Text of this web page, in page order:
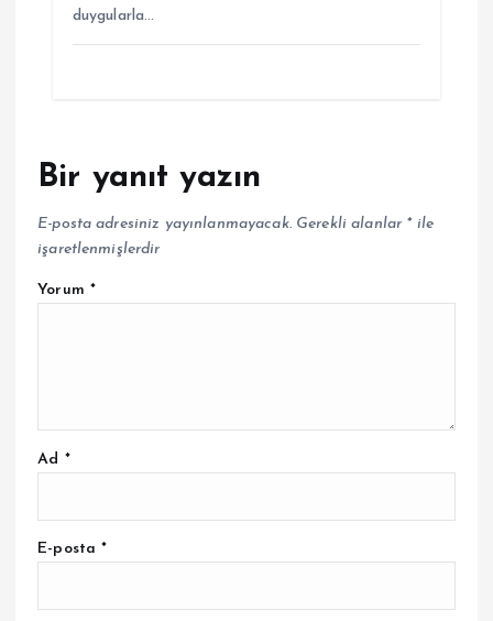
duygularla…
Bir yanıt yazın
E-posta adresiniz yayınlanmayacak. Gerekli alanlar *ile
işaretlenmişlerdir
Yorum *
Ad *
E-posta*